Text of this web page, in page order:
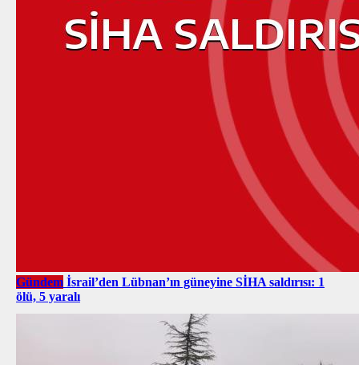
Gündem İsrail’den Lübnan’ın güneyine SİHA saldırısı: 1
ölü, 5 yaralı